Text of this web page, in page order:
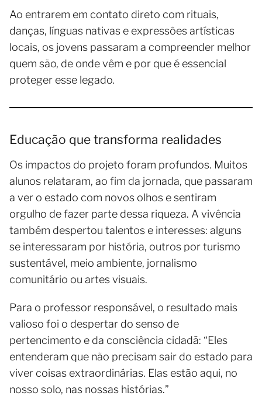
Ao entrarem em contato direto com rituais,
danças, línguas nativas e expressões artísticas
locais, os jovens passaram a compreender melhor
quem são, de onde vêm e por que é essencial
proteger esse legado.
Educação que transforma realidades
Os impactos do projeto foram profundos. Muitos
alunos relataram, ao fim da jornada, que passaram
a ver o estado com novos olhos e sentiram
orgulho de fazer parte dessa riqueza. A vivência
também despertou talentos e interesses: alguns
se interessaram por história, outros por turismo
sustentável, meio ambiente, jornalismo
comunitário ou artes visuais.
Para o professor responsável, o resultado mais
valioso foi o despertar do senso de
pertencimento e da consciência cidadã: “Eles
entenderam que não precisam sair do estado para
viver coisas extraordinárias. Elas estão aqui, no
nosso solo, nas nossas histórias.”